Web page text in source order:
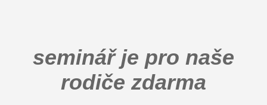
seminář je pro naše
rodiče zdarma